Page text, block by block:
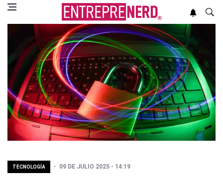
TECNOLOGÍA 09 DE JULIO 2025 - 14:19